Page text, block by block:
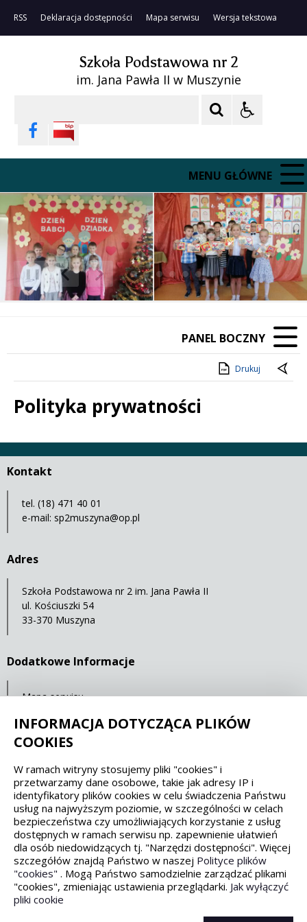
RSS Deklaracja dostępności Mapa serwisu Wersja tekstowa
Szkoła Podstawowa nr 2
im. Jana Pawła II w Muszynie
MENU GŁÓWNE
Poprzedni Element
Następny Element
❚❚
PANEL BOCZNY
Drukuj
Polityka prywatności
Treść
Kontakt
tel. (18) 471 40 01
e-mail: sp2muszyna@op.pl
Adres
Szkoła Podstawowa nr 2 im. Jana Pawła II
ul. Kościuszki 54
33-370 Muszyna
Dodatkowe Informacje
Mapa serwisu
Ochrona danych osobowych
Spełniamy standardy dostępności oraz W3C
WCAG 2.1 SECTION 508 EAA/EN 301549
IS 5568
INFORMACJA DOTYCZĄCA PLIKÓW
COOKIES
W ramach witryny stosujemy pliki "cookies" i
przetwarzamy dane osobowe, takie jak adresy IP i
identyfikatory plików cookies w celu świadczenia Państwu
usług na najwyższym poziomie, w szczególności w celach
bezpieczeństwa czy umożliwiających korzystanie z usług
dostępnych w ramach serwisu np. zapewnienie ułatwień
dla osób niedowidzących tj. "Narzędzi dostępności". Więcej
szczegółów znajdą Państwo w naszej Polityce plików
"cookies" . Mogą Państwo samodzielnie zarządzać plikami
"cookies", zmieniając ustawienia przeglądarki. Jak wyłączyć
pliki cookie